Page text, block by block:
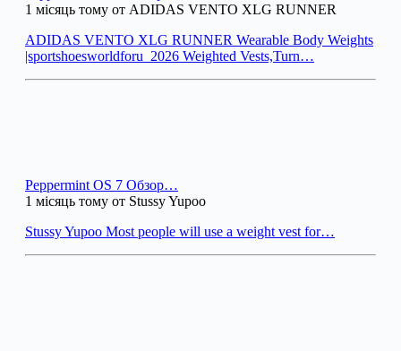
1 місяць тому от ADIDAS VENTO XLG RUNNER
ADIDAS VENTO XLG RUNNER Wearable Body Weights
|sportshoesworldforu_2026 Weighted Vests,Turn…
Peppermint OS 7 Обзор…
1 місяць тому от Stussy Yupoo
Stussy Yupoo Most people will use a weight vest for…